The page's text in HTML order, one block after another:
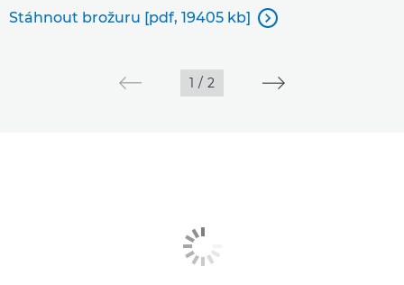
Stáhnout brožuru [pdf, 19405 kb] 
1 / 2